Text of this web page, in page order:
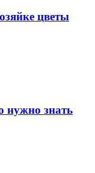
цветы
нужно знать